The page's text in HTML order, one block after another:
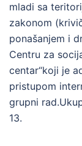
mladi sa
zakonom
ponašanjem i
Centru za
centar“koji je
pristupom
grupni
13.